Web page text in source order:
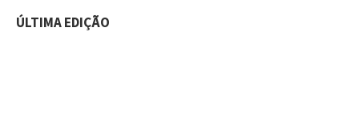
ÚLTIMA EDIÇÃO